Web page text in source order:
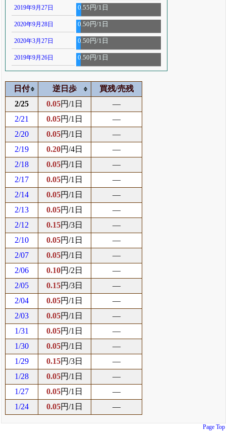
2019年9月27日 0.55円/1日
2020年9月28日 0.50円/1日
2020年3月27日 0.50円/1日
2019年9月26日 0.50円/1日
日付 逆日歩
買残/売残
2/25
0.05円/1日
―
2/21
0.05円/1日
―
2/20
0.05円/1日
―
2/19
0.20円/4日
―
2/18
0.05円/1日
―
2/17
0.05円/1日
―
2/14
0.05円/1日
―
2/13
0.05円/1日
―
2/12
0.15円/3日
―
2/10
0.05円/1日
―
2/07
0.05円/1日
―
2/06
0.10円/2日
―
2/05
0.15円/3日
―
2/04
0.05円/1日
―
2/03
0.05円/1日
―
1/31
0.05円/1日
―
1/30
0.05円/1日
―
1/29
0.15円/3日
―
1/28
0.05円/1日
―
1/27
0.05円/1日
―
1/24
0.05円/1日 ―
Page Top